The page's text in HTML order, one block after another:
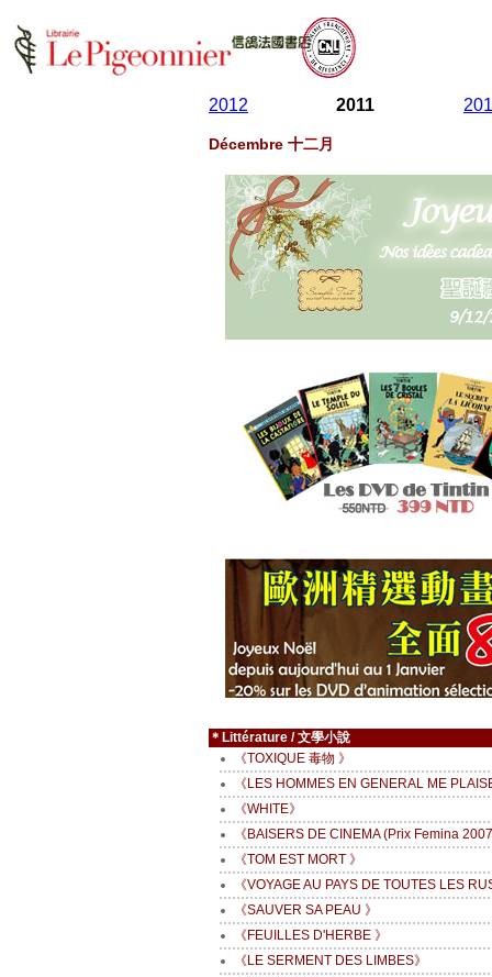
2012 2011
Décembre 十二月
＊Littérature / 文學小說
《TOXIQUE 毒物 》
《LES HOMMES EN GENERAL ME
《WHITE》
《BAISERS DE CINEMA (Prix Femina
《TOM EST MORT 》
《VOYAGE AU PAYS DE TOUTES LES
《SAUVER SA PEAU 》
《FEUILLES D'HERBE 》
《LE SERMENT DES LIMBES》